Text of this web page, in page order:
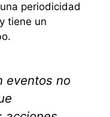
periodicidad
tiene un
eventos no